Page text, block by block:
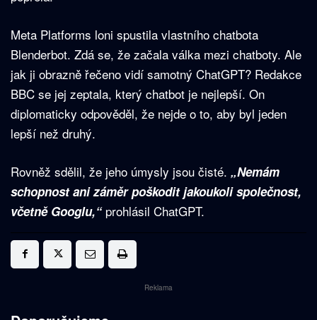
Meta Platforms loni spustila vlastního chatbota
Blenderbot. Zdá se, že začala válka mezi chatboty. Ale
jak ji obrazně řečeno vidí samotný ChatGPT? Redakce
BBC se jej zeptala, který chatbot je nejlepší. On
diplomaticky odpověděl, že nejde o to, aby byl jeden
lepší než druhý.
Rovněž sdělil, že jeho úmysly jsou čisté. „Nemám
schopnost ani záměr poškodit jakoukoli společnost,
včetně Googlu,“ prohlásil ChatGPT.
Reklama